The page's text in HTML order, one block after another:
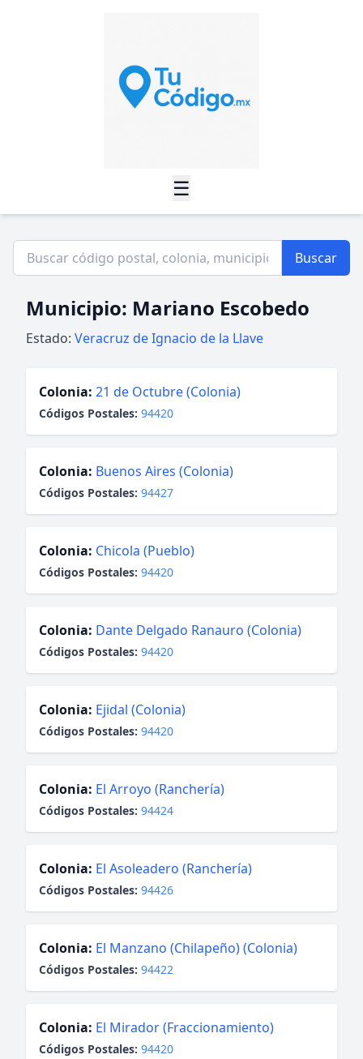
☰
Buscar
Municipio: Mariano Escobedo
Estado: Veracruz de Ignacio de la Llave
Colonia: 21 de Octubre (Colonia)
Códigos Postales: 94420
Colonia: Buenos Aires (Colonia)
Códigos Postales: 94427
Colonia: Chicola (Pueblo)
Códigos Postales: 94420
Colonia: Dante Delgado Ranauro (Colonia)
Códigos Postales: 94420
Colonia: Ejidal (Colonia)
Códigos Postales: 94420
Colonia: El Arroyo (Ranchería)
Códigos Postales: 94424
Colonia: El Asoleadero (Ranchería)
Códigos Postales: 94426
Colonia: El Manzano (Chilapeño) (Colonia)
Códigos Postales: 94422
Colonia: El Mirador (Fraccionamiento)
Códigos Postales: 94420